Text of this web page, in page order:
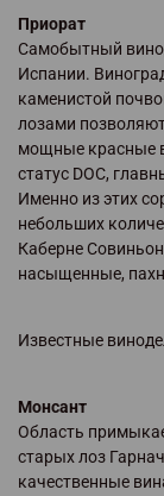
Приорат
Самобытный
Испании.
каменистой
лозами
мощные красные
статус DOC,
Именно из этих
небольших
Каберне
насыщенные,
Известные
Монсант
Область
старых лоз
качественные